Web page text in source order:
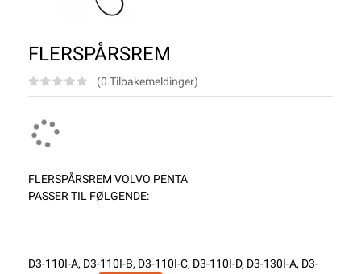
FLERSPÅRSREM
(0 Tilbakemeldinger)
FLERSPÅRSREM VOLVO PENTA
PASSER TIL FØLGENDE:
D3-110I-A, D3-110I-B, D3-110I-C, D3-110I-D, D3-130I-A, D3-